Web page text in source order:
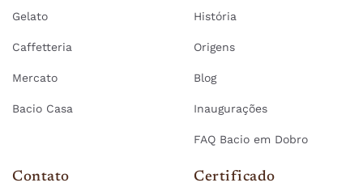
Gelato
Caffetteria
Mercato
Bacio Casa
História
Origens
Blog
Inaugurações
FAQ Bacio em Dobro
Contato Certificado